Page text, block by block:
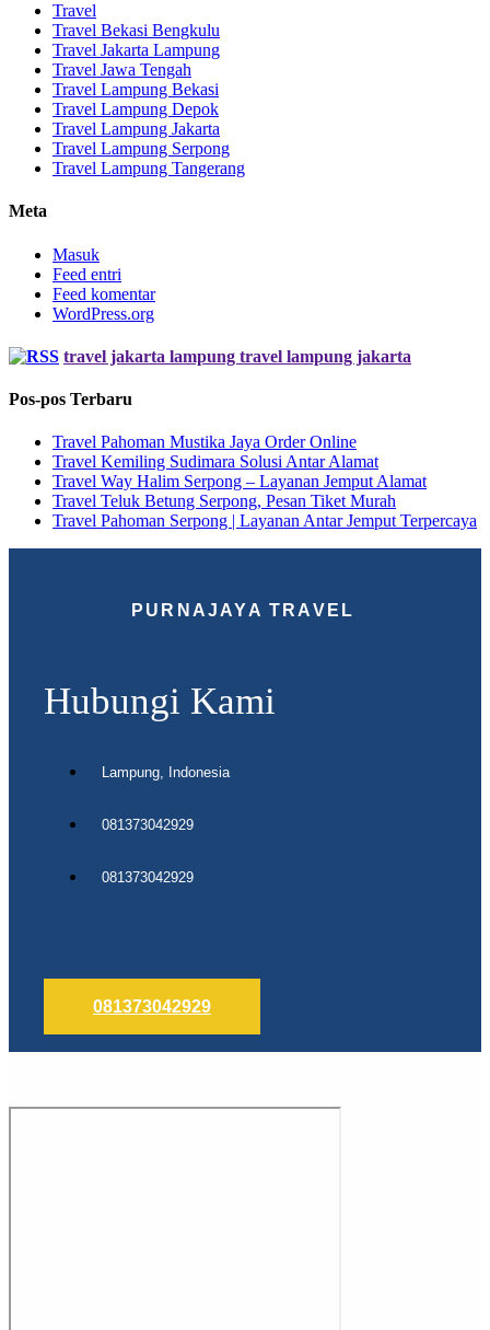
Travel
Travel Bekasi Bengkulu
Travel Jakarta Lampung
Travel Jawa Tengah
Travel Lampung Bekasi
Travel Lampung Depok
Travel Lampung Jakarta
Travel Lampung Serpong
Travel Lampung Tangerang
Meta
Masuk
Feed entri
Feed komentar
WordPress.org
travel jakarta lampung travel lampung jakarta
Pos-pos Terbaru
Travel Pahoman Mustika Jaya Order Online
Travel Kemiling Sudimara Solusi Antar Alamat
Travel Way Halim Serpong – Layanan Jemput Alamat
Travel Teluk Betung Serpong, Pesan Tiket Murah
Travel Pahoman Serpong | Layanan Antar Jemput Terpercaya
PURNAJAYA TRAVEL
Hubungi Kami
Lampung, Indonesia
081373042929
081373042929
081373042929